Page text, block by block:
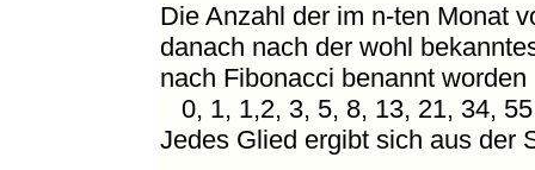
Die Anzahl der im n-ten Monat
danach nach der wohl
nach Fibonacci benannt
0, 1, 1,2, 3, 5, 8, 13, 21, 34,
Jedes Glied ergibt sich aus der